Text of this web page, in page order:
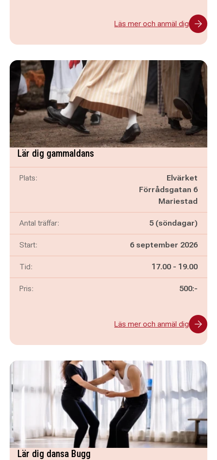
Läs mer och anmäl dig
Lär dig gammaldans
Plats:
Elvärket
Förrådsgatan 6
Mariestad
Antal träffar: 5 (söndagar)
Start: 6 september 2026
Tid: Pågår mellan
17.00 - och
19.00
Pris: 500:-
Läs mer och anmäl dig
Lär dig dansa Bugg